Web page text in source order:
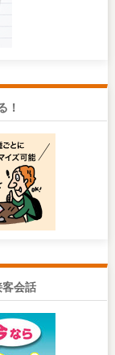
！
会話